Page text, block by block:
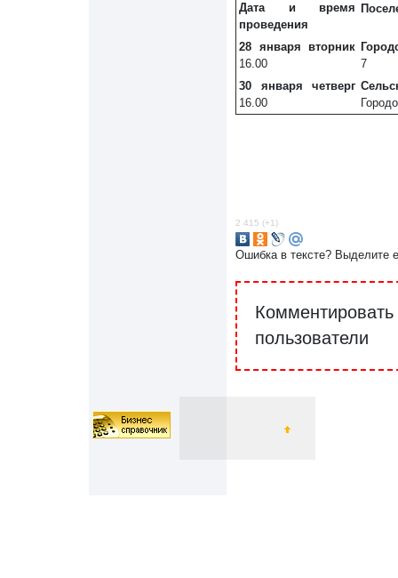
Дата и время
проведения
28 января
вторник
16.00
7
30 января
четверг
16.00
2 415 (+1)
Ошибка в тексте? Выделите
Комментировать
пользователи